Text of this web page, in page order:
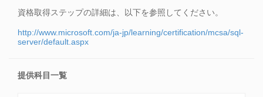
資格取得ステップの詳細は、以下を参照してください。
http://www.microsoft.com/ja-jp/learning/certification/mcsa/sql-
server/default.aspx
提供科目一覧